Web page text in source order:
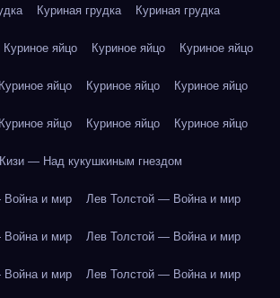
Куриная грудка Куриная грудка
Куриное яйцо Куриное яйцо Куриное яйцо
Куриное яйцо Куриное яйцо Куриное яйцо
Куриное яйцо Куриное яйцо Куриное яйцо
— Над кукушкиным гнездом
и мир Лев Толстой — Война и мир
и мир Лев Толстой — Война и мир
и мир Лев Толстой — Война и мир